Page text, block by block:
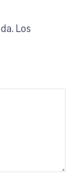
Los